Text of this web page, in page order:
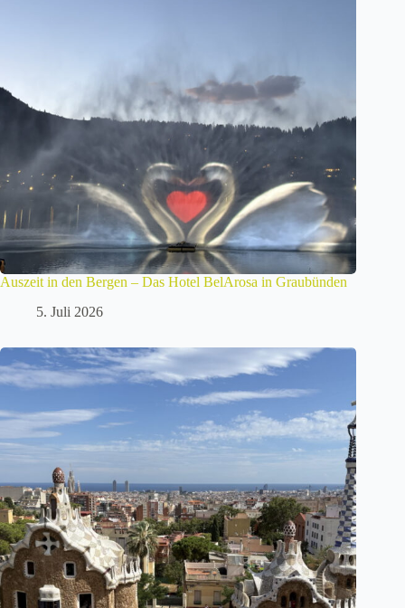
Auszeit in den Bergen – Das Hotel BelArosa in Graubünden
5. Juli 2026